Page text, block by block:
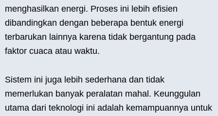
menghasilkan energi. Proses ini lebih efisien
dibandingkan dengan beberapa bentuk energi
terbarukan lainnya karena tidak bergantung pada
faktor cuaca atau waktu.
Sistem ini juga lebih sederhana dan tidak
memerlukan banyak peralatan mahal. Keunggulan
utama dari teknologi ini adalah kemampuannya untuk